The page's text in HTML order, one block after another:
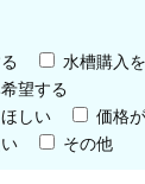
水槽購入
望する
しい
価格
その他